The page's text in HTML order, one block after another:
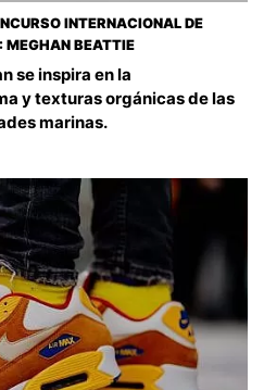
INTERNACIONAL DE
MEGHAN BEATTIE
se inspira en la
y texturas orgánicas de las
marinas.